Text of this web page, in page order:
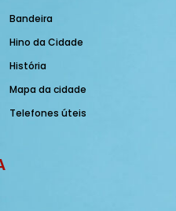
Bandeira
Hino da Cidade
História
Mapa da cidade
Telefones úteis